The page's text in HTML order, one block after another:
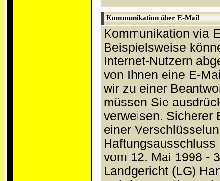
Kommunikation über E-Mail
Kommunikation via
Beispielsweise
Internet-Nutzern
von Ihnen eine E-
wir zu einer
müssen Sie
verweisen. Sicherer
einer
vom 12. Mai 1998 -
Landgericht (LG)